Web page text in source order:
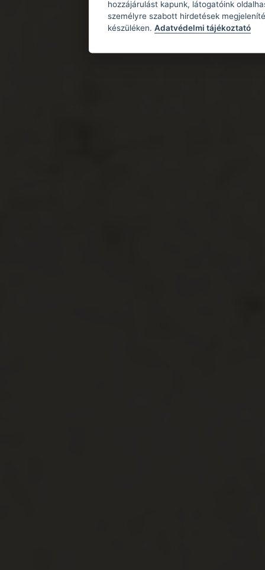
hozzájárulást kapunk, látogatóink
személyre szabott hirdetések
készüléken. Adatvédelmi tájékoztató